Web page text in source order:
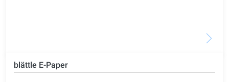
blättle E-Paper